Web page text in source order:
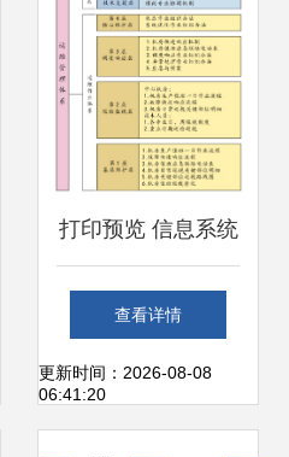
打印预览 信息系统
运行维护服务的关
键环节与优化策略
查看详情
更新时间：2026-08-08
06:41:20